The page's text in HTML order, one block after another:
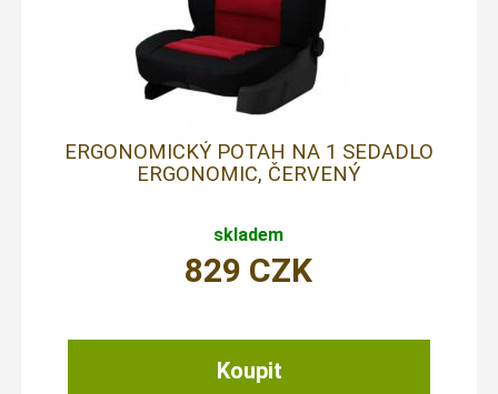
ERGONOMICKÝ POTAH NA 1 SEDADLO
ERGONOMIC, ČERVENÝ
skladem
829 CZK